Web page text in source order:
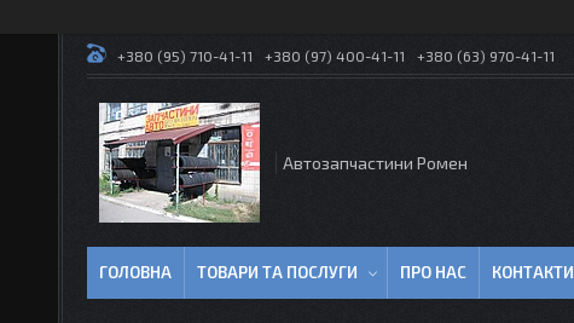
+380 (95) 710-41-11 +380 (97) 400-41-11 +380 (63) 970-41-11
Автозапчастини Ромен
ГОЛОВНА ТОВАРИ ТА ПОСЛУГИ ПРО НАС КОНТАКТИ